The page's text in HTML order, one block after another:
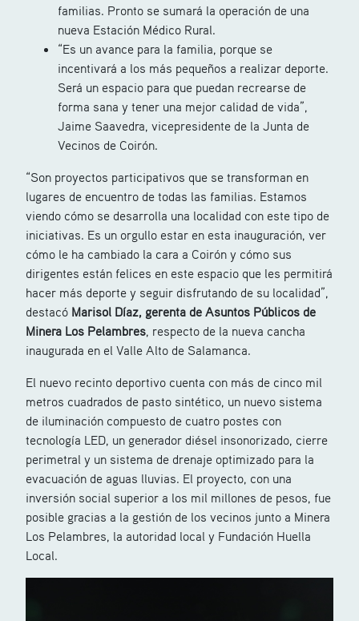
familias. Pronto se sumará la operación de una
nueva Estación Médico Rural.
“Es un avance para la familia, porque se
incentivará a los más pequeños a realizar deporte.
Será un espacio para que puedan recrearse de
forma sana y tener una mejor calidad de vida”,
Jaime Saavedra, vicepresidente de la Junta de
Vecinos de Coirón.
“Son proyectos participativos que se transforman en
lugares de encuentro de todas las familias. Estamos
viendo cómo se desarrolla una localidad con este tipo de
iniciativas. Es un orgullo estar en esta inauguración, ver
cómo le ha cambiado la cara a Coirón y cómo sus
dirigentes están felices en este espacio que les permitirá
hacer más deporte y seguir disfrutando de su localidad”,
destacó Marisol Díaz, gerenta de Asuntos Públicos de
Minera Los Pelambres, respecto de la nueva cancha
inaugurada en el Valle Alto de Salamanca.
El nuevo recinto deportivo cuenta con más de cinco mil
metros cuadrados de pasto sintético, un nuevo sistema
de iluminación compuesto de cuatro postes con
tecnología LED, un generador diésel insonorizado, cierre
perimetral y un sistema de drenaje optimizado para la
evacuación de aguas lluvias. El proyecto, con una
inversión social superior a los mil millones de pesos, fue
posible gracias a la gestión de los vecinos junto a Minera
Los Pelambres, la autoridad local y Fundación Huella
Local.